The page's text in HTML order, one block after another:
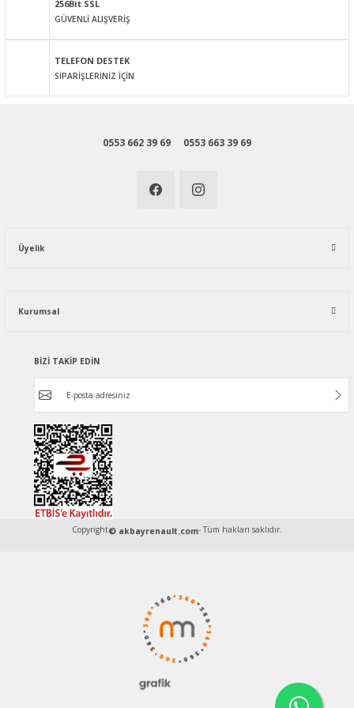
256Bit SSL
GÜVENLİ ALIŞVERİŞ
TELEFON DESTEK
SİPARİŞLERİNİZ İÇİN
0553 662 39 69 0553 663 39 69
Üyelik
Kurumsal
BİZİ TAKİP EDİN
Copyright© akbayrenault.com- Tüm hakları saklıdır.